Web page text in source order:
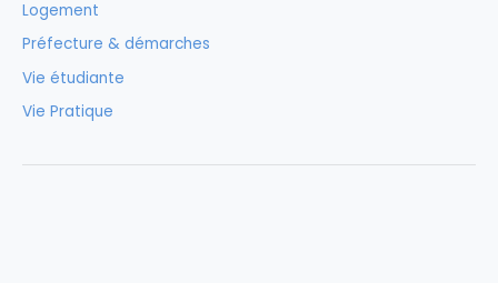
Logement
Préfecture & démarches
Vie étudiante
Vie Pratique